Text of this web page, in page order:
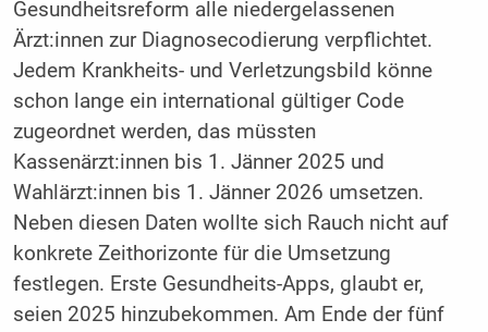
Gesundheitsreform alle niedergelassenen
Ärzt:innen zur Diagnosecodierung verpflichtet.
Jedem Krankheits- und Verletzungsbild könne
schon lange ein international gültiger Code
zugeordnet werden, das müssten
Kassenärzt:innen bis 1. Jänner 2025 und
Wahlärzt:innen bis 1. Jänner 2026 umsetzen.
Neben diesen Daten wollte sich Rauch nicht auf
konkrete Zeithorizonte für die Umsetzung
festlegen. Erste Gesundheits-Apps, glaubt er,
seien 2025 hinzubekommen. Am Ende der fünf